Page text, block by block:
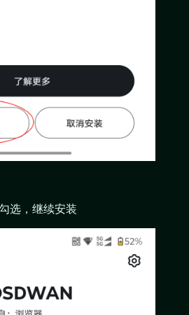
选，继续安装